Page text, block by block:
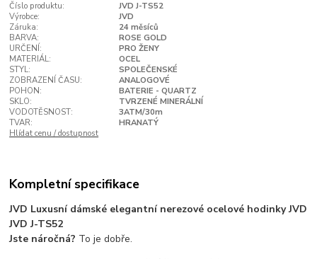
Číslo produktu:
JVD J-TS52
Výrobce:
JVD
Záruka:
24 měsíců
BARVA:
ROSE GOLD
URČENÍ:
PRO ŽENY
MATERIÁL:
OCEL
STYL:
SPOLEČENSKÉ
ZOBRAZENÍ ČASU:
ANALOGOVÉ
POHON:
BATERIE - QUARTZ
SKLO:
TVRZENÉ MINERÁLNÍ
VODOTĚSNOST:
3ATM/30m
TVAR:
HRANATÝ
Hlídat cenu / dostupnost
Kompletní specifikace
JVD Luxusní dámské elegantní nerezové ocelové hodinky JVD
JVD J-TS52
Jste náročná? To je dobře.